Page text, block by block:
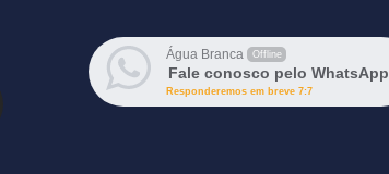
Água Branca Offline
Fale conosco pelo WhatsApp
Responderemos em breve 7:7